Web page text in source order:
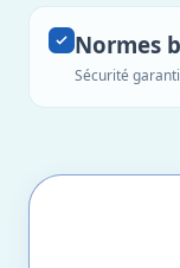
Normes
Sécurité